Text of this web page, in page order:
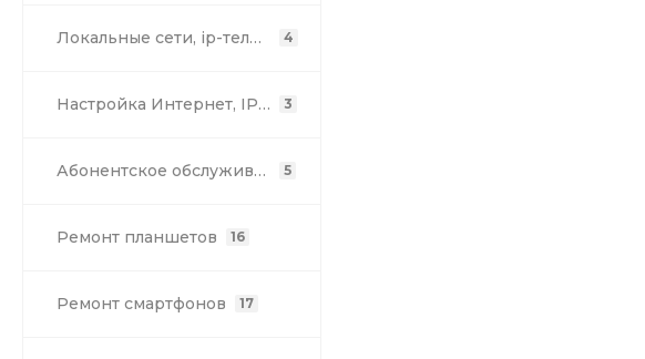
Локальные сети, ip-телефония 4
Настройка Интернет, IP-телефонии и мини АТС 3
Абонентское обслуживание компьютеров 5
Ремонт планшетов 16
Ремонт смартфонов 17